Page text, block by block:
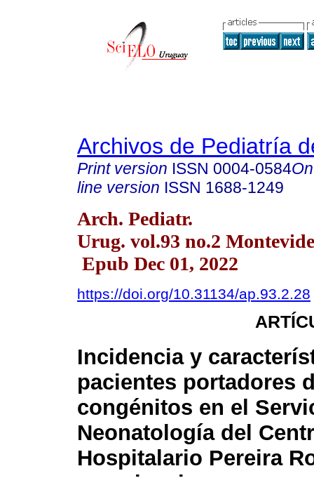
Archivos de Pediatría
Print version ISSN 0004-0584
line version ISSN 1688-1249
Arch. Pediatr.
Urug. vol.93 no.2
Epub Dec 01, 2022
https://doi.org/10.31134/ap.93.2.28
Incidencia y
pacientes portadores
congénitos en el
Neonatología del
Hospitalario Pereira